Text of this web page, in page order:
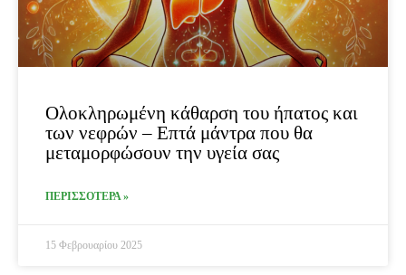
Ολοκληρωμένη κάθαρση του ήπατος και
των νεφρών – Επτά μάντρα που θα
μεταμορφώσουν την υγεία σας
ΠΕΡΙΣΣΟΤΕΡΑ »
15 Φεβρουαρίου 2025